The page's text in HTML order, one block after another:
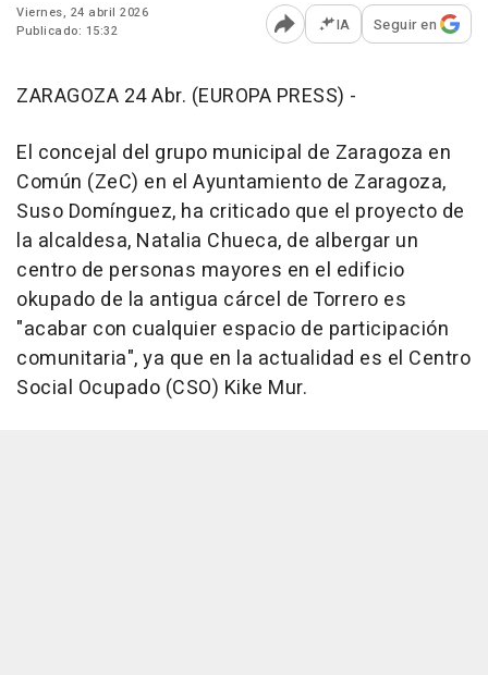
Viernes, 24 abril 2026
Publicado: 15:32
Abrir opciones para
IA Seguir en
ZARAGOZA 24 Abr. (EUROPA PRESS) -
El concejal del grupo municipal de Zaragoza en
Común (ZeC) en el Ayuntamiento de Zaragoza,
Suso Domínguez, ha criticado que el proyecto de
la alcaldesa, Natalia Chueca, de albergar un
centro de personas mayores en el edificio
okupado de la antigua cárcel de Torrero es
"acabar con cualquier espacio de participación
comunitaria", ya que en la actualidad es el Centro
Social Ocupado (CSO) Kike Mur.